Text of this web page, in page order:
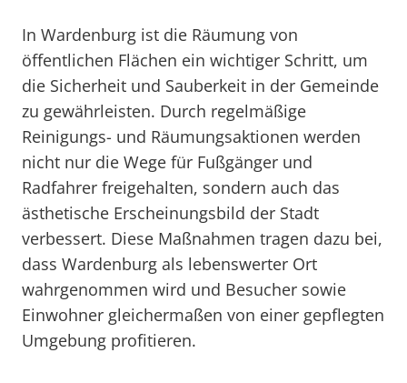
In Wardenburg ist die Räumung von
öffentlichen Flächen ein wichtiger Schritt, um
die Sicherheit und Sauberkeit in der Gemeinde
zu gewährleisten. Durch regelmäßige
Reinigungs- und Räumungsaktionen werden
nicht nur die Wege für Fußgänger und
Radfahrer freigehalten, sondern auch das
ästhetische Erscheinungsbild der Stadt
verbessert. Diese Maßnahmen tragen dazu bei,
dass Wardenburg als lebenswerter Ort
wahrgenommen wird und Besucher sowie
Einwohner gleichermaßen von einer gepflegten
Umgebung profitieren.